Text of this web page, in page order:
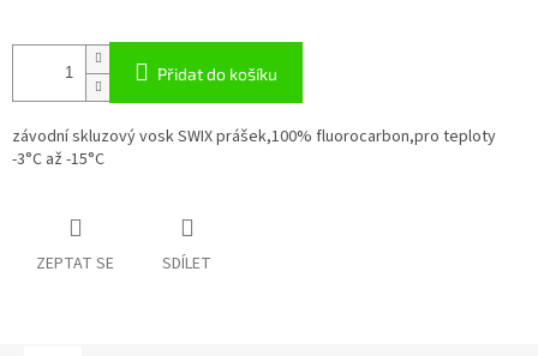
Přidat do košíku
závodní skluzový vosk SWIX prášek,100% fluorocarbon,pro teploty
-3°C až -15°C
ZEPTAT SE SDÍLET